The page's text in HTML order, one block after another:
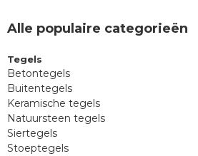
Alle populaire categorieën
Tegels
Betontegels
Buitentegels
Keramische tegels
Natuursteen tegels
Siertegels
Stoeptegels